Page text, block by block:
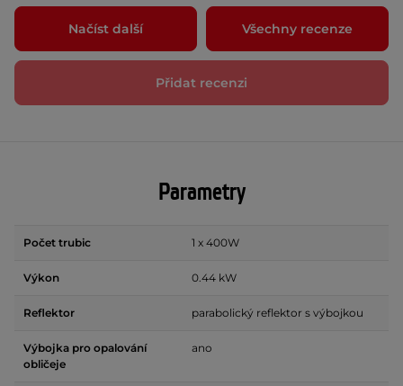
Načíst další Všechny recenze
Přidat recenzi
Parametry
Počet trubic 1 x 400W
Výkon 0.44 kW
Reflektor parabolický reflektor s výbojkou
Výbojka pro opalování
obličeje
ano